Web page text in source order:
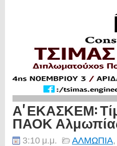
Α' ΕΚΑΣΚΕΜ:
ΠΑΟΚ
3:10 μ.μ. ΑΛΜΩΠΙΑ,